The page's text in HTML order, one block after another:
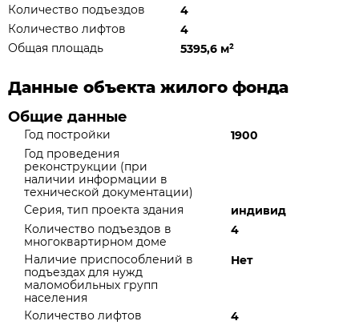
Количество подъездов
4
Количество лифтов
4
Общая площадь
5395,6 м²
Данные объекта жилого фонда
Общие данные
Год постройки
1900
Год проведения
реконструкции (при
наличии информации в
технической документации)
Серия, тип проекта здания
индивид
Количество подъездов в
многоквартирном доме
4
Наличие приспособлений в
подъездах для нужд
маломобильных групп
населения
Нет
Количество лифтов
4